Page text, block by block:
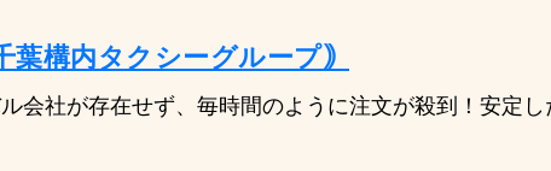
構内タクシーグループ｠
会社が存在せず、毎時間のように注文が殺到！安定